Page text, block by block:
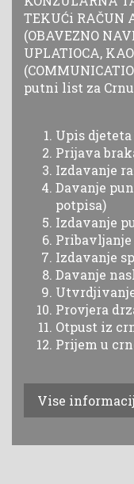
TEKUĆi RAČUN
(OBAVEZNO
UPLATIOCA,
putni list za Crnu
Upis djeteta
Prijava
Izdavanje
Davanje
potpisa)
Izdavanje
Pribavljanje
Izdavanje
Davanje
Provjera
Otpust iz
Prijem u
Vise